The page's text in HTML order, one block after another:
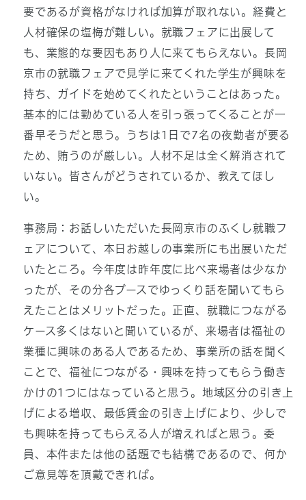
要であるが資格がなければ加算が取れない。経費と
人材確保の塩梅が難しい。就職フェアに出展して
も、業態的な要因もあり人に来てもらえない。長岡
京市の就職フェアで見学に来てくれた学生が興味を
持ち、ガイドを始めてくれたということはあった。
基本的には勤めている人を引っ張ってくることが一
番早そうだと思う。うちは1日で7名の夜勤者が要る
ため、賄うのが厳しい。人材不足は全く解消されて
いない。皆さんがどうされているか、教えてほし
い。
事務局：お話しいただいた長岡京市のふくし就職フ
ェアについて、本日お越しの事業所にも出展いただ
いたところ。今年度は昨年度に比べ来場者は少なか
ったが、その分各ブースでゆっくり話を聞いてもら
えたことはメリットだった。正直、就職につながる
ケース多くはないと聞いているが、来場者は福祉の
業種に興味のある人であるため、事業所の話を聞く
ことで、福祉につながる・興味を持ってもらう働き
かけの1つにはなっていると思う。地域区分の引き上
げによる増収、最低賃金の引き上げにより、少しで
も興味を持ってもらえる人が増えればと思う。委
員、本件または他の話題でも結構であるので、何か
ご意見等を頂戴できれば。